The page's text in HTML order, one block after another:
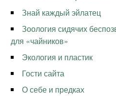
Знай каждый эйлатец
Зоология сидячих
для «чайников»
Экология и пластик
Гости сайта
О себе и предках